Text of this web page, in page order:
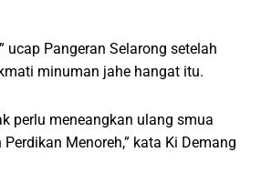
ucap Pangeran Selarong setelah
minuman jahe hangat itu.
perlu meneangkan ulang smua
Menoreh,” kata Ki Demang